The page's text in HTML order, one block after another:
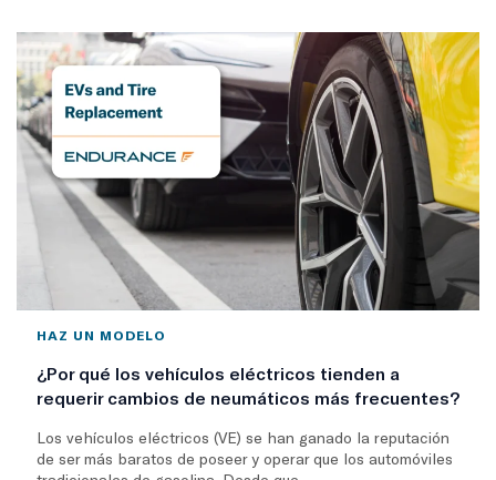
HAZ UN MODELO
¿Por qué los vehículos eléctricos tienden a
requerir cambios de neumáticos más frecuentes?
Los vehículos eléctricos (VE) se han ganado la reputación
de ser más baratos de poseer y operar que los automóviles